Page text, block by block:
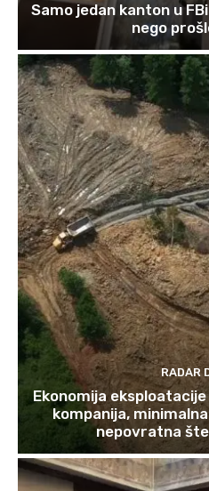
Samo jedan kanton u
nego
RADAR
Ekonomija
kompanija,
nepovratna